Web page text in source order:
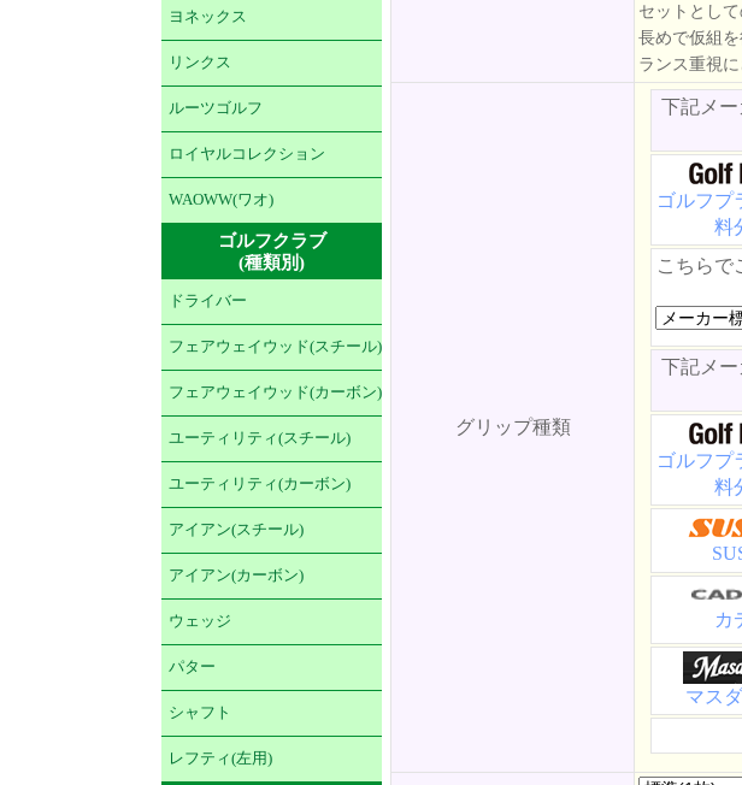
ヨネックス
リンクス
ルーツゴルフ
ロイヤルコレクション
WAOWW(ワオ)
ゴルフクラブ
(種類別)
ドライバー
フェアウェイウッド(スチール)
フェアウェイウッド(カーボン)
ユーティリティ(スチール)
ユーティリティ(カーボン)
アイアン(スチール)
アイアン(カーボン)
ウェッジ
パター
シャフト
レフティ(左用)
セットとし
長めで仮組
ランス重視
グリップ種類
下記メー
ゴルフプ
料
こちらで
下記メー
ゴルフプ
料
カ
マス